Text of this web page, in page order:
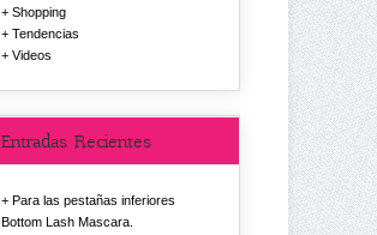
Shopping
Tendencias
Videos
Entradas Recientes
Para las pestañas inferiores
Bottom Lash Mascara.